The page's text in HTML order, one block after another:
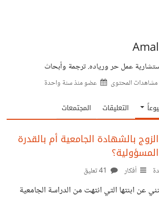
عمل حر ورياده. ترجمة وأبحاث
عضو منذسنة واحدة
التعليقات المجتمعات
بالشهادة الجامعية أم بالقدرة
أفكار
عن ابنتها التي انتهت من الدراسة الجامعية